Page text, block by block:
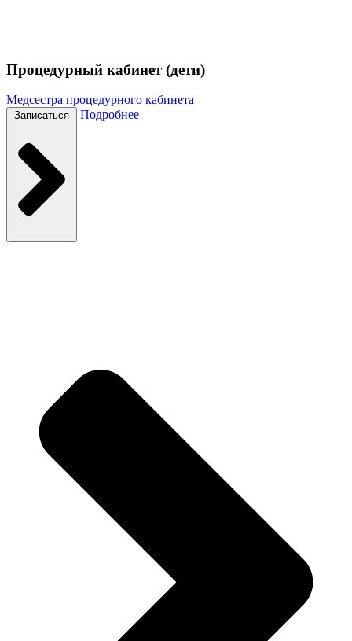
Процедурный кабинет (дети)
Медсестра процедурного кабинета
Записаться Подробнее